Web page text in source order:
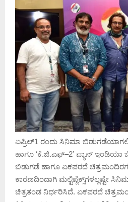
ಏಪ್ರಿಲ್1 ರಂದು ಸಿನಿಮಾ
ಹಾಗೂ ‘ಕೆ.ಜಿ.ಎಫ್‌–2’ ಪ್ಯಾನ್‌
ಬಿಡುಗಡೆ ಹಾಗೂ ಏಕಪರದೆ
ಕಾರಣದಿಂದಾಗಿ ಮಲ್ಟಿಪ್ಲೆಕ್ಸ್‌ಗಳಲ್ಲಷ್ಟೇ
ಚಿತ್ರತಂಡ ನಿರ್ಧರಿಸಿದೆ. ಏಕಪರದೆ